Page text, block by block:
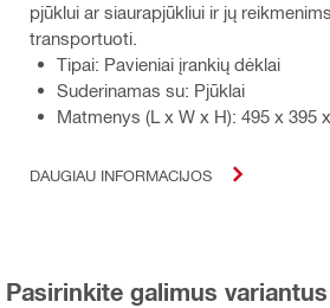
pjūklui ar siaurapjūkliui ir jų
transportuoti.
Tipai: Pavieniai įrankių dėklai
Suderinamas su: Pjūklai
Matmenys (L x W x H): 495 x 395
DAUGIAU INFORMACIJOS
Pasirinkite galimus variantus